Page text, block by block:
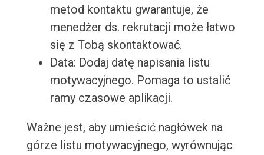
metod kontaktu gwarantuje, że
menedżer ds. rekrutacji może łatwo
się z Tobą skontaktować.
Data: Dodaj datę napisania listu
motywacyjnego. Pomaga to ustalić
ramy czasowe aplikacji.
Ważne jest, aby umieścić nagłówek na
górze listu motywacyjnego, wyrównując